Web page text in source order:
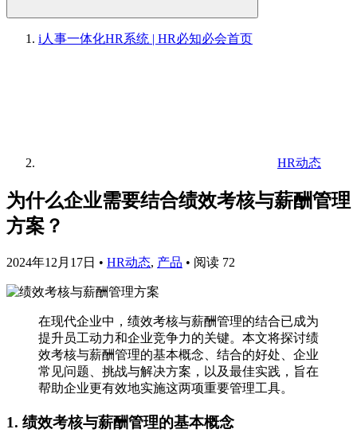
i人事一体化HR系统 | HR必知必会首页
HR动态
为什么企业需要结合绩效考核与薪酬管理
方案？
2024年12月17日 • HR动态, 产品 • 阅读 72
在现代企业中，绩效考核与薪酬管理的结合已成为
提升员工动力和企业竞争力的关键。本文将探讨绩
效考核与薪酬管理的基本概念、结合的好处、企业
常见问题、挑战与解决方案，以及最佳实践，旨在
帮助企业更有效地实施这两项重要管理工具。
1. 绩效考核与薪酬管理的基本概念